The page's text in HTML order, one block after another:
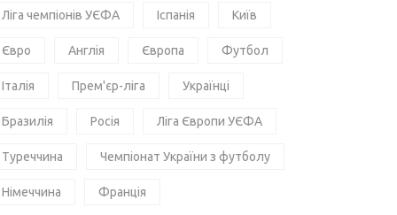
Ліга чемпіонів УЄФА Іспанія Київ
Євро Англія Європа Футбол
Італія Прем'єр-ліга Українці
Бразилія Росія Ліга Європи УЄФА
Туреччина Чемпіонат України з футболу
Німеччина Франція